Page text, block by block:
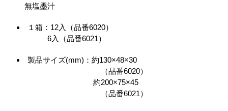
無塩墨汁
１箱：12入（品番6020）
6入（品番6021）
製品サイズ(mm)：約130×48×30
（品番6020）
約200×75×45
（品番6021）